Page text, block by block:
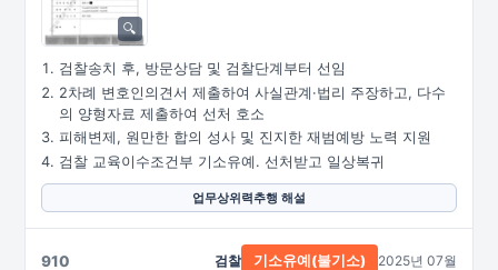
검찰송치 후, 방문상담 및 검찰단계부터 선임
2차례 변호인의견서 제출하여 사실관계·법리 주장하고, 다수
의 양형자료 제출하여 선처 호소
피해변제, 원만한 합의 성사 및 진지한 재범예방 노력 지원
검찰 교육이수조건부 기소유예. 선처받고 일상복귀
업무상위력추행 해설
910 검찰 기소유예(불기소) 2025년 07월